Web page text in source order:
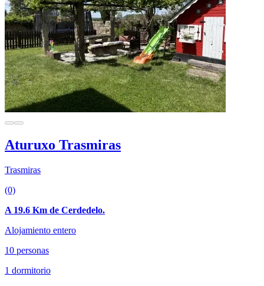
Aturuxo Trasmiras
Trasmiras
(0)
A 19.6 Km de Cerdedelo.
Alojamiento entero
10 personas
1 dormitorio